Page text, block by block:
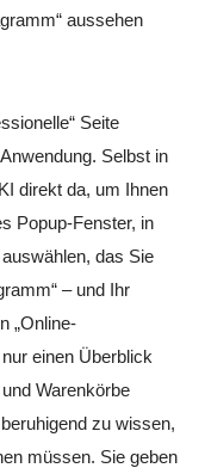
aussehen
Seite
Selbst in
direkt da, um Ihnen
Popup-Fenster, in
das Sie
– und Ihr
„Online-
einen Überblick
Warenkörbe
zu wissen,
müssen. Sie geben